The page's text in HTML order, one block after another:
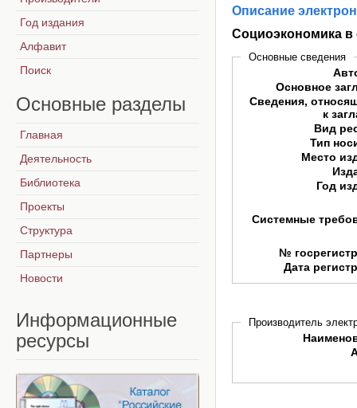
Описание
Социоэкономика в
Основные сведения
Основное
Сведения,
к
Вид
Тип
Место
Год
Системные
№
Дата
Производитель
Год издания
Алфавит
Поиск
Основные разделы
Главная
Деятельность
Библиотека
Проекты
Структура
Партнеры
Новости
Информационные
ресурсы